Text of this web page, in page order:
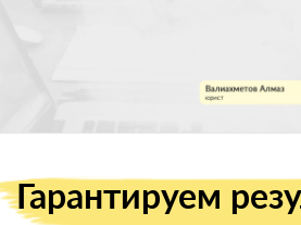
Гарантируем